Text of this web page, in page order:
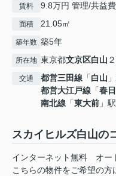
賃料 9.8万円 管理/共益
面積 21.05㎡
築年数 築5年
所在地 東京都文京区白山
交通 都営三田線 「白山
都営大江戸線 「春日
南北線 「東大前 」
スカイヒルズ白山の
インターネット無料 オー
こちらの物件をご希望の